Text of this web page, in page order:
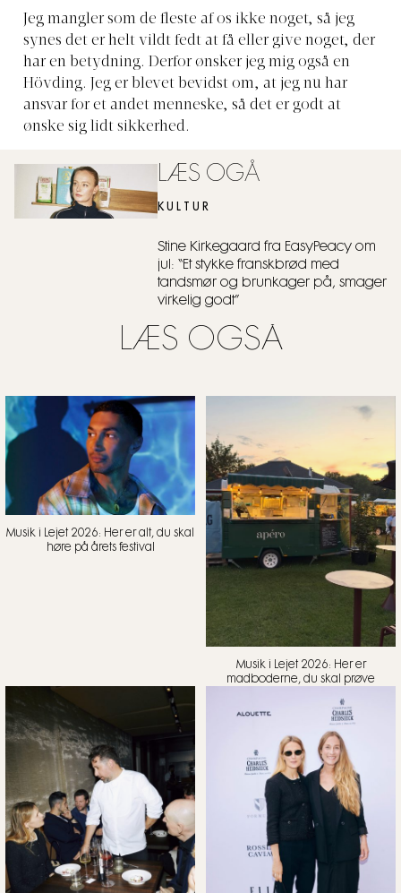
Jeg mangler som de fleste af os ikke noget, så jeg
synes det er helt vildt fedt at få eller give noget, der
har en betydning. Derfor ønsker jeg mig også en
Hövding. Jeg er blevet bevidst om, at jeg nu har
ansvar for et andet menneske, så det er godt at
ønske sig lidt sikkerhed.
LÆS OGÅ
KULTUR
Stine Kirkegaard fra EasyPeacy om
jul: “Et stykke franskbrød med
tandsmør og brunkager på, smager
virkelig godt”
LÆS OGSÅ
Musik i Lejet 2026: Her er alt, du skal
høre på årets festival
Musik i Lejet 2026: Her er
madboderne, du skal prøve